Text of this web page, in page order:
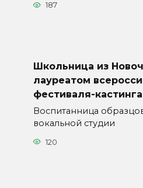
187
Школьница из
лауреатом
фестиваля-кастинга
Воспитанница
вокальной студии
120